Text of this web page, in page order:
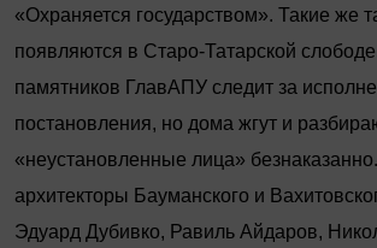
«Охраняется государством». Такие же
появляются в Старо-Татарской
памятников ГлавАПУ следит за
постановления, но дома жгут и
«неустановленные лица»
архитекторы Бауманского и
Эдуард Дубивко, Равиль Айдаров,